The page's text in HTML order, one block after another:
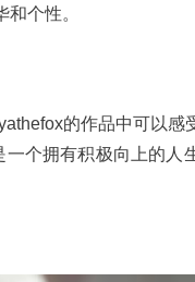
个性。
的作品中可以感
个拥有积极向上的人